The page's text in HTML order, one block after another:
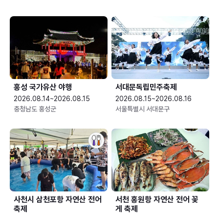
홍성 국가유산 야행
2026.08.14~2026.08.15
충청남도 홍성군
서대문독립민주축제
2026.08.15~2026.08.16
서울특별시 서대문구
사천시 삼천포항 자연산 전어
축제
서천 홍원항 자연산 전어 꽃
게 축제